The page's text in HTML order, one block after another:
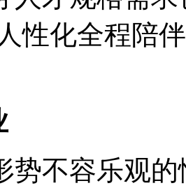
性化全程陪
势不容乐观